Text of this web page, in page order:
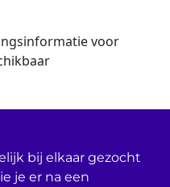
voor
bij elkaar gezocht
je er na een